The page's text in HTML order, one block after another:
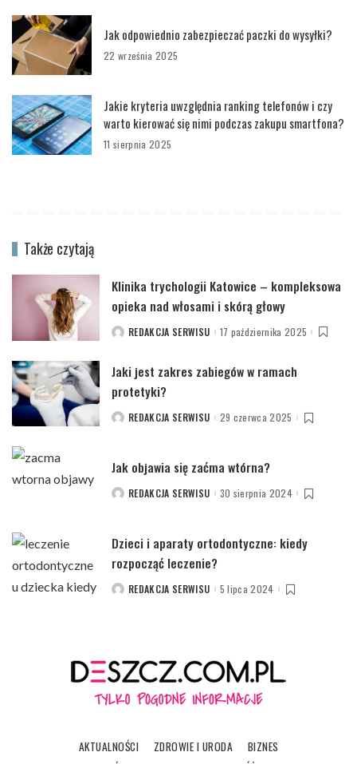
Jak odpowiednio zabezpieczać paczki do wysyłki?
22 września 2025
Jakie kryteria uwzględnia ranking telefonów i czy
warto kierować się nimi podczas zakupu smartfona?
11 sierpnia 2025
Także czytają
Klinika trychologii Katowice – kompleksowa
opieka nad włosami i skórą głowy
POSTEDREDAKCJA SERWISU 17 października 2025
Jaki jest zakres zabiegów w ramach
protetyki?
POSTEDREDAKCJA SERWISU 29 czerwca 2025
Jak objawia się zaćma wtórna?
POSTEDREDAKCJA SERWISU 30 sierpnia 2024
Dzieci i aparaty ortodontyczne: kiedy
rozpocząć leczenie?
POSTEDREDAKCJA SERWISU 5 lipca 2024
AKTUALNOŚCI ZDROWIE I URODA
BIZNES